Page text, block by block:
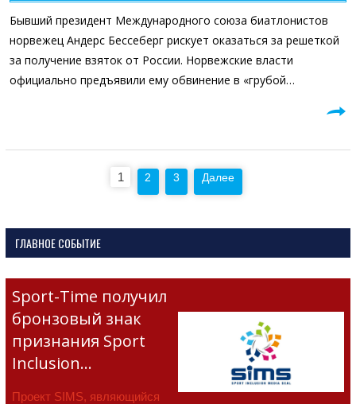
Бывший президент Международного союза биатлонистов
норвежец Андерс Бессеберг рискует оказаться за решеткой
за получение взяток от России. Норвежские власти
официально предъявили ему обвинение в «грубой…
1 2 3 Далее
ГЛАВНОЕ СОБЫТИЕ
Sport-Time получил
бронзовый знак
признания Sport
Inclusion…
Проект SIMS, являющийся